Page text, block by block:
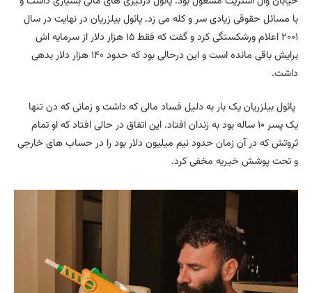
با مسائل حقوقی زیادی سر و کله می زد. پائول بیلزریان در نهایت در سال
۲۰۰۱ اعلام ورشکستگی کرد و گفت که فقط ۱۵ هزار دلار از سرمایه اش
برایش باقی مانده است و این درحالی بود که حدود ۱۴۰ هزار دلار بدهی
داشت.
پائول بیلزریان یک بار به دلیل فساد مالی که داشت و زمانی که دن تنها
یک پسر ۱۰ ساله بود به زندان افتاد. این اتفاق در حالی افتاد که او تمام
ثروتش که در آن زمان حدود نیم میلیون دلار بود را در حساب های خارجی
و تحت پوشش خیریه مخفی کرد.